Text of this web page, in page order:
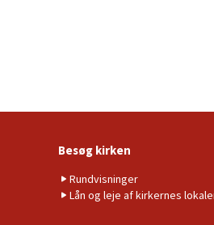
Besøg kirken
Rundvisninger
Lån og leje af kirkernes